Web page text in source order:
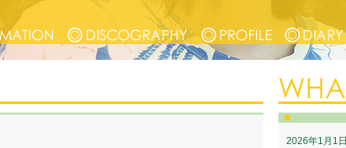
2026年1月1日